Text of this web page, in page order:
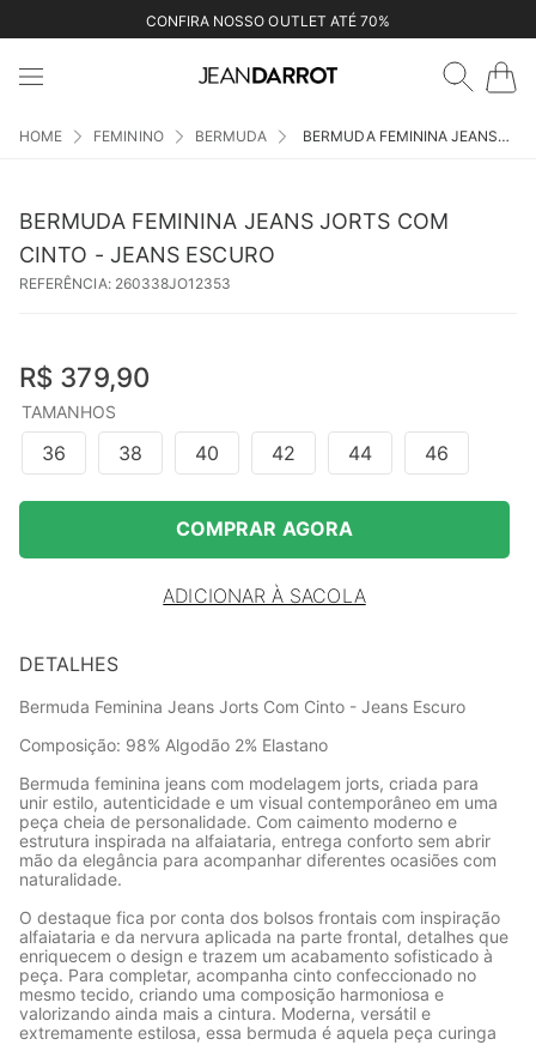
CONFIRA NOSSO OUTLET ATÉ 70%
FEMININO BERMUDA BERMUDA FEMININA JEANS JORTS COM CINTO - JEANS ESCURO
BERMUDA FEMININA JEANS JORTS COM
CINTO - JEANS ESCURO
REFERÊNCIA: 260338JO12353
R$ 379,90
TAMANHOS
36 38 40 42 44 46
COMPRAR AGORA
ADICIONAR À SACOLA
DETALHES
Bermuda Feminina Jeans Jorts Com Cinto - Jeans Escuro
Composição: 98% Algodão 2% Elastano
Bermuda feminina jeans com modelagem jorts, criada para
unir estilo, autenticidade e um visual contemporâneo em uma
peça cheia de personalidade. Com caimento moderno e
estrutura inspirada na alfaiataria, entrega conforto sem abrir
mão da elegância para acompanhar diferentes ocasiões com
naturalidade.
O destaque fica por conta dos bolsos frontais com inspiração
alfaiataria e da nervura aplicada na parte frontal, detalhes que
enriquecem o design e trazem um acabamento sofisticado à
peça. Para completar, acompanha cinto confeccionado no
mesmo tecido, criando uma composição harmoniosa e
valorizando ainda mais a cintura. Moderna, versátil e
extremamente estilosa, essa bermuda é aquela peça curinga